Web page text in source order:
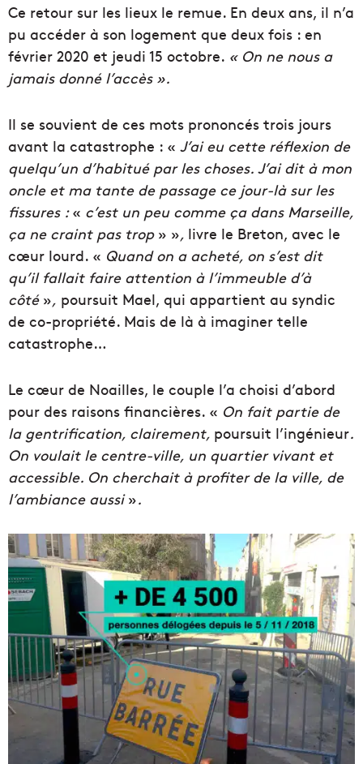
Ce retour sur les lieux le remue. En deux ans, il n’a
pu accéder à son logement que deux fois : en
février 2020 et jeudi 15 octobre. « On ne nous a
jamais donné l’accès ».
Il se souvient de ces mots prononcés trois jours
avant la catastrophe : « J’ai eu cette réflexion de
quelqu’un d’habitué par les choses. J’ai dit à mon
oncle et ma tante de passage ce jour-là sur les
fissures :« c’est un peu comme ça dans Marseille,
ça ne craint pas trop» », livre le Breton, avec le
cœur lourd. « Quand on a acheté, on s’est dit
qu’il fallait faire attention à l’immeuble d’à
côté », poursuit Mael, qui appartient au syndic
de co-propriété. Mais de là à imaginer telle
catastrophe…
Le cœur de Noailles, le couple l’a choisi d’abord
pour des raisons financières. « On fait partie de
la gentrification, clairement, poursuit l’ingénieur.
On voulait le centre-ville, un quartier vivant et
accessible. On cherchait à profiter de la ville, de
l’ambiance aussi».